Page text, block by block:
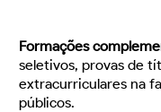
Formações
seletivos, provas de
extracurriculares na
públicos.